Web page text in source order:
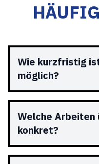
Wie kurzfristig
möglich?
Welche Arbeiten
konkret?